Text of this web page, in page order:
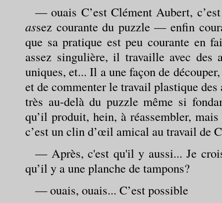
— ouais C’est Clément Aubert,
assez courante du puzzle — enfin
que sa pratique est peu courante en
assez singulière, il travaille avec des
uniques, et... Il a une façon de
et de commenter le travail plastique des
très au-delà du puzzle même si
qu’il produit, hein, à réassembler,
c’est un clin d’œil amical au travail de
— Après, c'est qu'il y aussi... Je
qu’il y a une planche de tampons?
— ouais, ouais... C’est possible